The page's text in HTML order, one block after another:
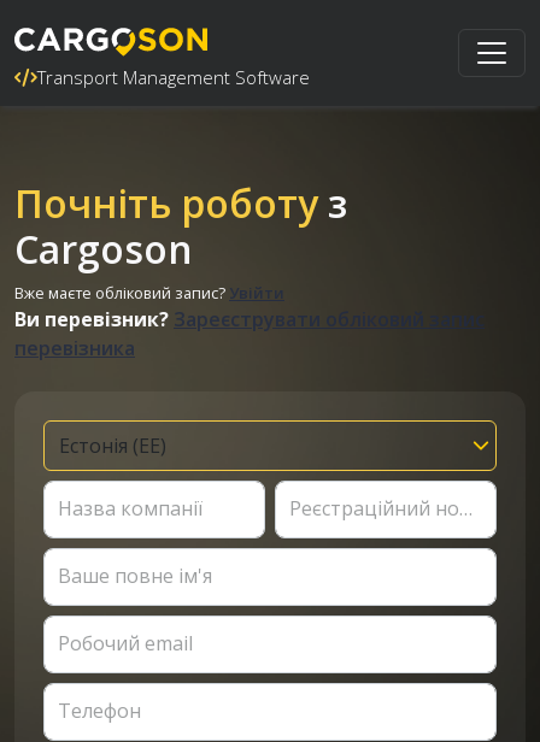
Transport Management Software
Почніть роботуз
Cargoson
Вже маєте обліковий запис? Увійти
Ви перевізник? Зареєструвати обліковий запис
перевізника
Назва компанії Реєстраційний номер
Ваше повне ім'я
Робочий email
Телефон